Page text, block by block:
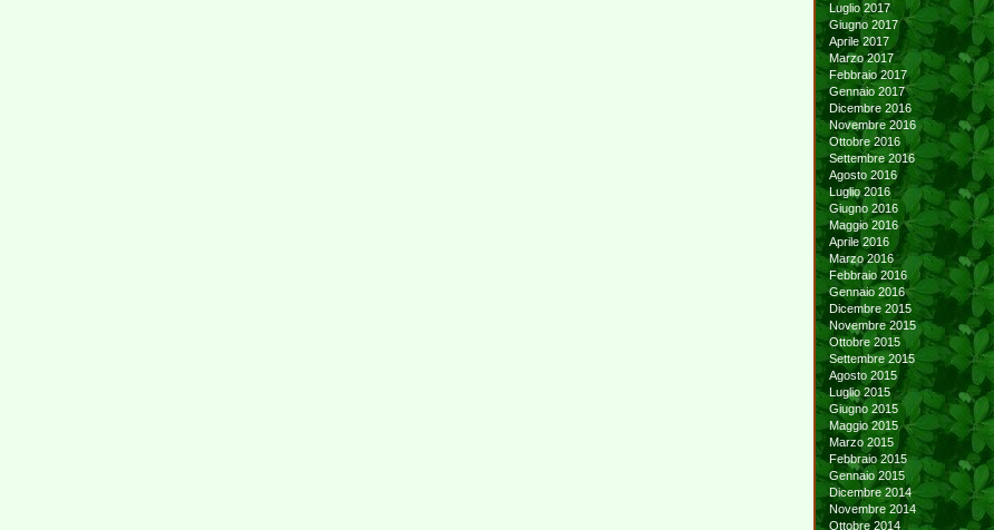
Luglio 2017
Giugno 2017
Aprile 2017
Marzo 2017
Febbraio 2017
Gennaio 2017
Dicembre 2016
Novembre 2016
Ottobre 2016
Settembre 2016
Agosto 2016
Luglio 2016
Giugno 2016
Maggio 2016
Aprile 2016
Marzo 2016
Febbraio 2016
Gennaio 2016
Dicembre 2015
Novembre 2015
Ottobre 2015
Settembre 2015
Agosto 2015
Luglio 2015
Giugno 2015
Maggio 2015
Marzo 2015
Febbraio 2015
Gennaio 2015
Dicembre 2014
Novembre 2014
Ottobre 2014